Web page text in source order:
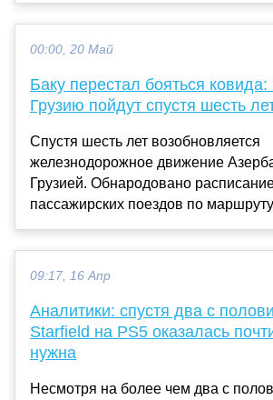
00:00, 20 Май
Баку перестал бояться ковида:
Грузию пойдут спустя шесть
Спустя шесть лет возобновляется
железнодорожное движение
Грузией. Обнародовано
пассажирских поездов по
09:17, 16 Апр
Аналитики: спустя два с
Starfield на PS5 оказалась
нужна
Несмотря на более чем два с